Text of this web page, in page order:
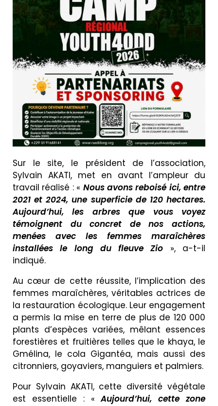
Sur le site, le président de l’association,
Sylvain AKATI, met en avant l’ampleur du
travail réalisé : « Nous avons reboisé ici, entre
2021 et 2024, une superficie de 120 hectares.
Aujourd’hui, les arbres que vous voyez
témoignent du concret de nos actions,
menées avec les femmes maraîchères
installées le long du fleuve Zio », a-t-il
indiqué.
Au cœur de cette réussite, l’implication des
femmes maraîchères, véritables actrices de
la restauration écologique. Leur engagement
a permis la mise en terre de plus de 120 000
plants d’espèces variées, mêlant essences
forestières et fruitières telles que le khaya, le
Gmélina, le cola Gigantéa, mais aussi des
citronniers, goyaviers, manguiers et palmiers.
Pour Sylvain AKATI, cette diversité végétale
est essentielle : «Aujourd’hui, cette zone